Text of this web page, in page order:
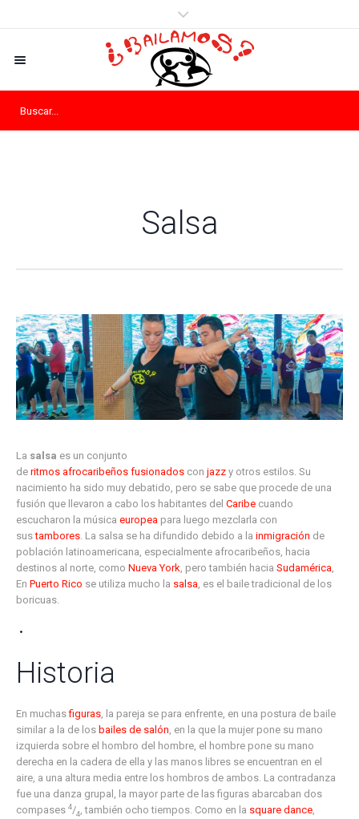
Salsa
La salsa es un conjunto
deritmos afrocaribeños fusionados conjazz y otros estilos. Su
nacimiento ha sido muy debatido, pero se sabe que procede de una
fusión que llevaron a cabo los habitantes delCaribe cuando
escucharon la músicaeuropea para luego mezclarla con
sustambores. La salsa se ha difundido debido a lainmigración de
población latinoamericana, especialmente afrocaribeños, hacia
destinos al norte, comoNueva York, pero también haciaSudamérica,
EnPuerto Rico se utiliza mucho la salsa, es el baile tradicional de los
boricuas.
Historia
En muchasfiguras, la pareja se para enfrente, en una postura de baile
similar a la de los bailes de salón, en la que la mujer pone su mano
izquierda sobre el hombro del hombre, el hombre pone su mano
derecha en la cadera de ella y las manos libres se encuentran en el
aire, a una altura media entre los hombros de ambos. La contradanza
fue una danza grupal, la mayor parte de las figuras abarcaban dos
compases4/4, también ocho tiempos. Como en la square dance,